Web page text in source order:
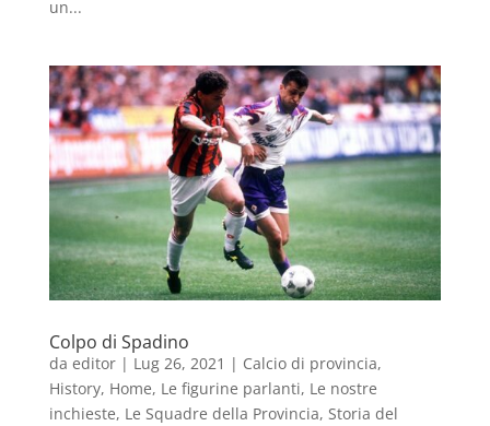
un...
Colpo di Spadino
da editor| Lug 26, 2021 | Calcio di provincia,
History, Home, Le figurine parlanti, Le nostre
inchieste, Le Squadre della Provincia, Storia del